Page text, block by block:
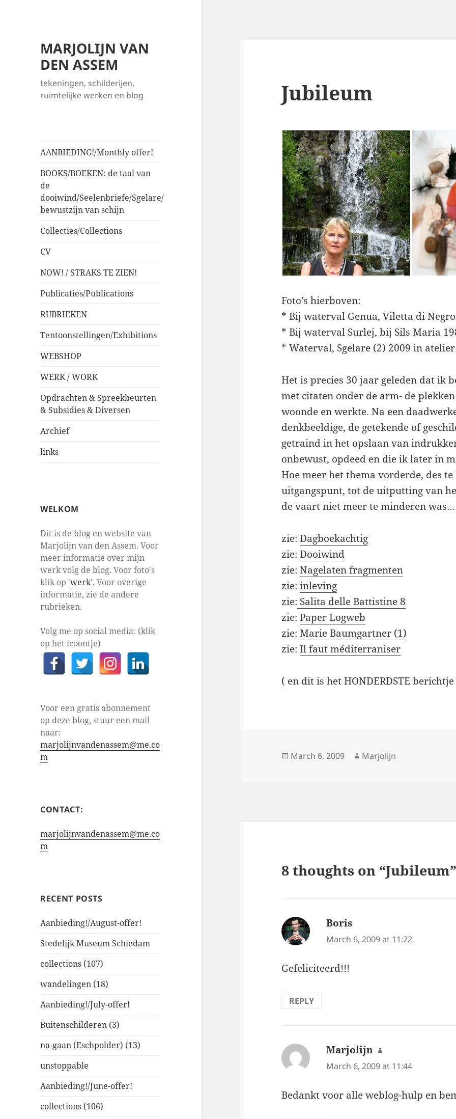
MARJOLIJN VAN
DEN ASSEM
tekeningen, schilderijen,
ruimtelijke werken en blog
AANBIEDING!/Monthly offer!
BOOKS/BOEKEN: de taal van
de
dooiwind/Seelenbriefe/Sgelare/
bewustzijn van schijn
Collecties/Collections
CV
NOW! / STRAKS TE ZIEN!
Publicaties/Publications
RUBRIEKEN
Tentoonstellingen/Exhibitions
WEBSHOP
WERK / WORK
Opdrachten & Spreekbeurten
& Subsidies & Diversen
Archief
links
WELKOM
Dit is de blog en website van
Marjolijn van den Assem. Voor
meer informatie over mijn
werk volg de blog. Voor foto's
klik op 'werk'. Voor overige
informatie, zie de andere
rubrieken.
Volg me op social media: (klik
op het icoontje)
Voor een gratis abonnement
op deze blog, stuur een mail
naar:
marjolijnvandenassem@me.co
m
CONTACT:
marjolijnvandenassem@me.co
m
RECENT POSTS
Aanbieding!/August-offer!
Stedelijk Museum Schiedam
collections (107)
wandelingen (18)
Aanbieding!/July-offer!
Buitenschilderen (3)
na-gaan (Eschpolder) (13)
unstoppable
Aanbieding!/June-offer!
collections (106)
Jubileum
Foto’s hierboven:
* Bij waterval Genua, Viletta di
* Bij waterval Surlej, bij Sils Maria
* Waterval, Sgelare (2) 2009 in atelier
Het is precies 30 jaar geleden dat ik
met citaten onder de arm- de
woonde en werkte. Na een
denkbeeldige, de getekende of
getraind in het opslaan van
onbewust, opdeed en die ik later in
Hoe meer het thema vorderde, des
uitgangspunt, tot de uitputting van
de vaart niet meer te minderen was…
zie:Dagboekachtig
zie:Dooiwind
zie:Nagelaten fragmenten
zie:inleving
zie: Salita delle Battistine 8
zie:Paper Logweb
zie: Marie Baumgartner (1)
zie:Il faut méditerraniser
( en dit is het HONDERDSTE
Posted
March 6, 2009 Author
Marjolijn
8 thoughts on
Boris
March 6, 2009 at 11:22
Gefeliciteerd!!!
REPLY
Marjolijn says:
March 6, 2009 at 11:44
Bedankt voor alle weblog-hulp en